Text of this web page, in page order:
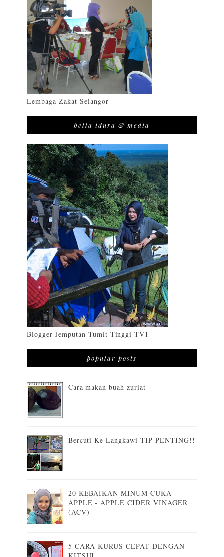
Lembaga Zakat Selangor
bella idura & media
Blogger Jemputan Tumit Tinggi TV1
popular posts
Cara makan buah zuriat
Bercuti Ke Langkawi-TIP PENTING!!
20 KEBAIKAN MINUM CUKA
APPLE - APPLE CIDER VINAGER
(ACV)
5 CARA KURUS CEPAT DENGAN